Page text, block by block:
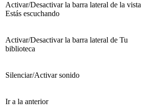
Activar/Desactivar la barra lateral de la vista
Estás escuchando
Activar/Desactivar la barra lateral de Tu
biblioteca
Silenciar/Activar sonido
Ir a la anterior